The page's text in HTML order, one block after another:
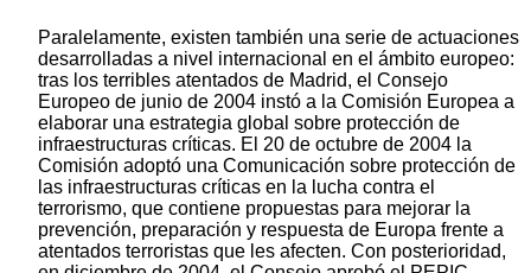
Paralelamente, existen también una serie de actuaciones
desarrolladas a nivel internacional en el ámbito europeo:
tras los terribles atentados de Madrid, el Consejo
Europeo de junio de 2004 instó a la Comisión Europea a
elaborar una estrategia global sobre protección de
infraestructuras críticas. El 20 de octubre de 2004 la
Comisión adoptó una Comunicación sobre protección de
las infraestructuras críticas en la lucha contra el
terrorismo, que contiene propuestas para mejorar la
prevención, preparación y respuesta de Europa frente a
atentados terroristas que les afecten. Con posterioridad,